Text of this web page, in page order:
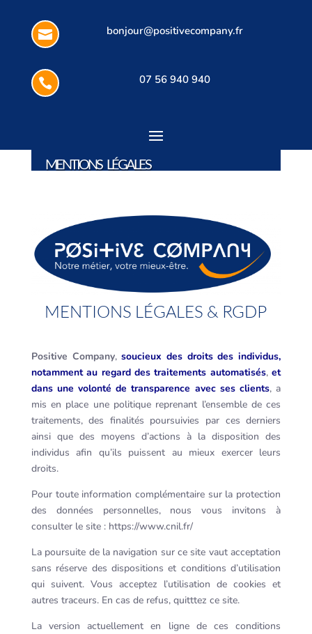
 bonjour@positivecompany.fr
 07 56 940 940
MENTIONS LÉGALES
MENTIONS LÉGALES & RGDP
Positive Company,soucieux des droits des individus,
notamment au regard des traitements automatisés,et
dans une volonté de transparence avec ses clients, a
mis en place une politique reprenant l’ensemble de ces
traitements, des finalités poursuivies par ces derniers
ainsi que des moyens d’actions à la disposition des
individus afin qu’ils puissent au mieux exercer leurs
droits.
Pour toute information complémentaire sur la protection
des données personnelles, nous vous invitons à
consulter le site : https://www.cnil.fr/
La poursuite de la navigation sur ce site vaut acceptation
sans réserve des dispositions et conditions d’utilisation
qui suivent. Vous acceptez l’utilisation de cookies et
autres traceurs. En cas de refus, quitttez ce site.
La version actuellement en ligne de ces conditions